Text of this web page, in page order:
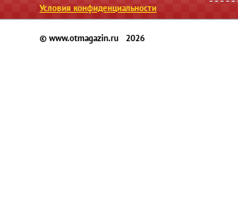
Условия конфиденциальности
© www.otmagazin.ru 2026